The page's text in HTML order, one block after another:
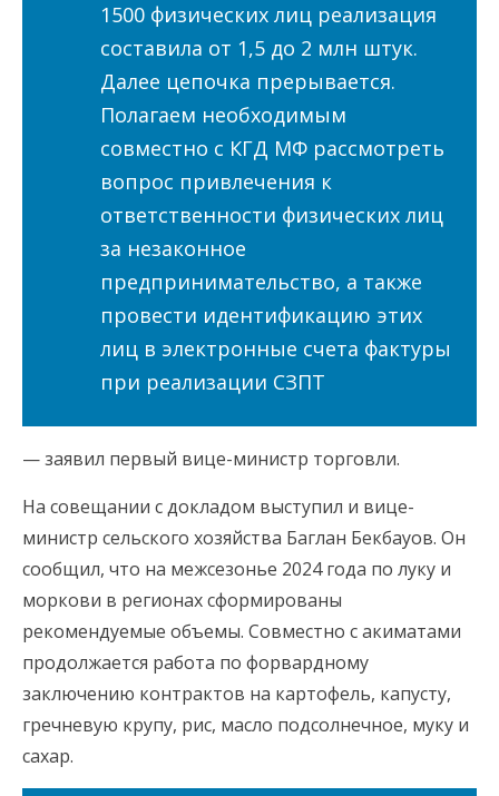
1500 физических лиц реализация
составила от 1,5 до 2 млн штук.
Далее цепочка прерывается.
Полагаем необходимым
совместно с КГД МФ рассмотреть
вопрос привлечения к
ответственности физических лиц
за незаконное
предпринимательство, а также
провести идентификацию этих
лиц в электронные счета фактуры
при реализации СЗПТ
— заявил первый вице-министр торговли.
На совещании с докладом выступил и вице-
министр сельского хозяйства Баглан Бекбауов. Он
сообщил, что на межсезонье 2024 года по луку и
моркови в регионах сформированы
рекомендуемые объемы. Совместно с акиматами
продолжается работа по форвардному
заключению контрактов на картофель, капусту,
гречневую крупу, рис, масло подсолнечное, муку и
сахар.